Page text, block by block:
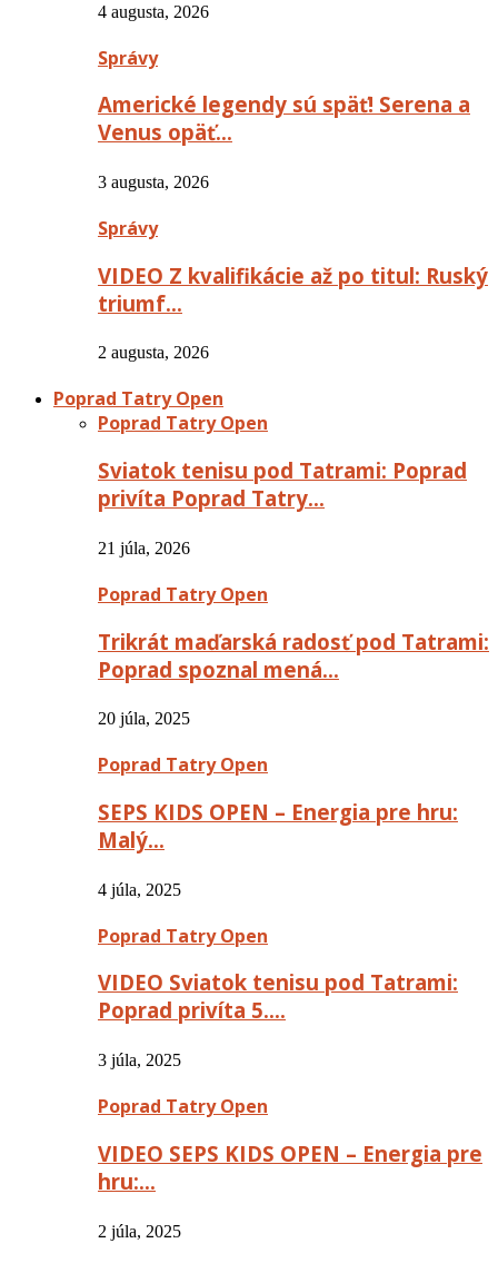
4 augusta, 2026
Správy
Americké legendy sú späť! Serena a
Venus opäť…
3 augusta, 2026
Správy
VIDEO Z kvalifikácie až po titul: Ruský
triumf…
2 augusta, 2026
Poprad Tatry Open
Poprad Tatry Open
Sviatok tenisu pod Tatrami: Poprad
privíta Poprad Tatry…
21 júla, 2026
Poprad Tatry Open
Trikrát maďarská radosť pod Tatrami:
Poprad spoznal mená…
20 júla, 2025
Poprad Tatry Open
SEPS KIDS OPEN – Energia pre hru:
Malý…
4 júla, 2025
Poprad Tatry Open
VIDEO Sviatok tenisu pod Tatrami:
Poprad privíta 5….
3 júla, 2025
Poprad Tatry Open
VIDEO SEPS KIDS OPEN – Energia pre
hru:…
2 júla, 2025